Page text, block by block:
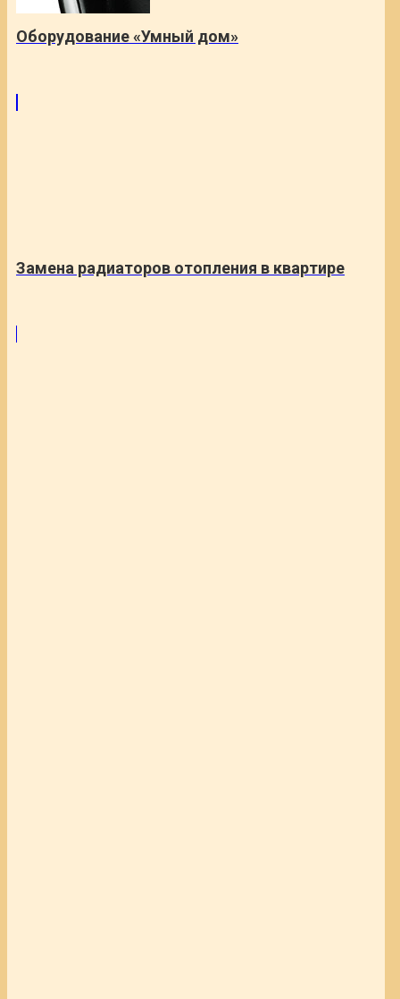
Оборудование «Умный дом»
Замена радиаторов отопления в квартире